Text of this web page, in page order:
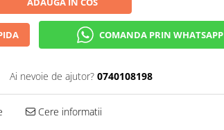
COMANDA PRIN WHATSAPP
Ai nevoie de ajutor? 0740108198
Cere informatii